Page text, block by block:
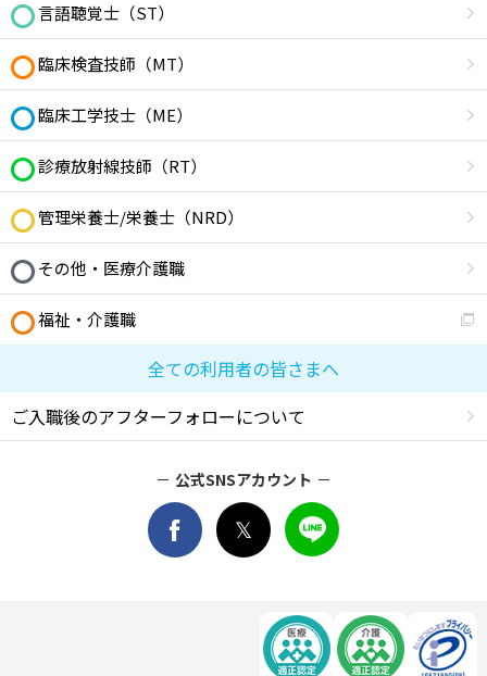
言語聴覚士（ST）
臨床検査技師（MT）
臨床工学技士（ME）
診療放射線技師（RT）
管理栄養士/栄養士（NRD）
その他・医療介護職
福祉・介護職
全ての利用者の皆さまへ
ご入職後のアフターフォローについて
公式SNSアカウント